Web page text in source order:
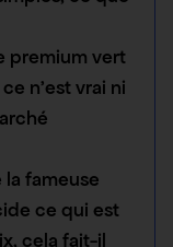
premium vert
n’est vrai ni
fameuse
ce qui est
cela fait-il